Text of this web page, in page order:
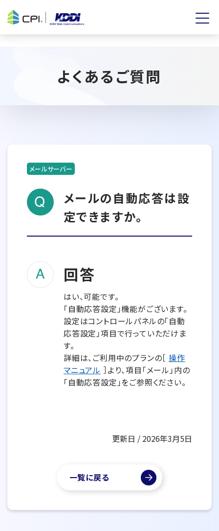
よくあるご質問
メールサーバー
メールの自動応答は設
定できますか。
回答
はい、可能です。
「自動応答設定」機能がございます。
設定はコントロールパネルの「自動
応答設定」項目で行っていただけま
す。
詳細は、ご利用中のプランの［ 操作
マニュアル ］より、項目「メール」内の
「自動応答設定」をご参照ください。
更新日 / 2026年3月5日
一覧に戻る